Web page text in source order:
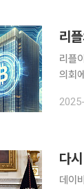
리플
의회
세일
데이